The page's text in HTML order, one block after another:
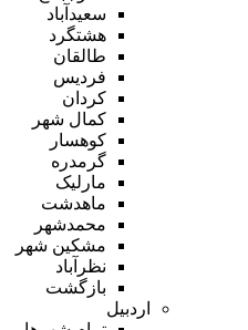
سعیدآباد
هشتگرد
طالقان
فردیس
کردان
کمال شهر
کوهسار
گرمدره
مارلیک
ماهدشت
محمدشهر
مشکین شهر
نظرآباد
بازگشت
اردبیل